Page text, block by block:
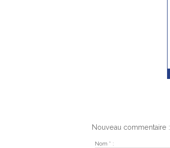
Nouveau commentaire :
Nom * :